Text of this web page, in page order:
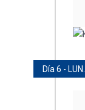
Día 6 - LUN.